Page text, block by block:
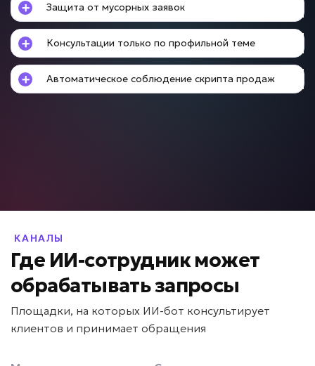
от 89 000 ₽ под ключ
Клиент не знает что выбрать?
Подробней
Срок реализации от 5 дней
от 49 000 ₽ под ключ
Защита от мусорных заявок
Консультации только по профильной теме
Автоматическое соблюдение скрипта продаж
КАНАЛЫ
Где ИИ-сотрудник может
обрабатывать запросы
Площадки, на которых ИИ-бот консультирует
клиентов и принимает обращения